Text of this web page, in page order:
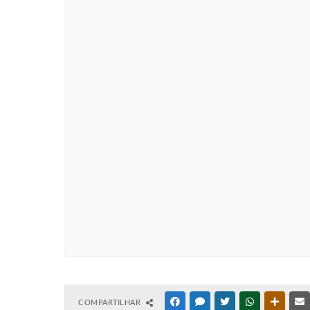
COMPARTILHAR FACEBOOKMESSENGER
TWITTERWHATSAPP